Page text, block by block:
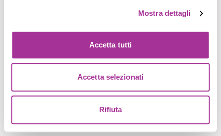
Mostra dettagli
Accetta tutti
Accetta selezionati
Rifiuta